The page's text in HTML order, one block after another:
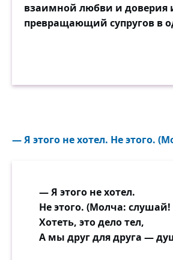
взаимной любви и доверия
превращающий супругов в
— Я этого не хотел. Не этого.
— Я этого не хотел.
Не этого. (Молча: слушай!
Хотеть, это дело тел,
А мы друг для друга —